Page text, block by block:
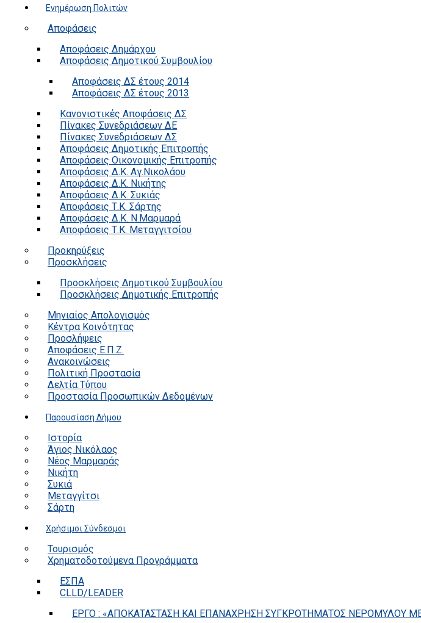
Ενημέρωση Πολιτών
Αποφάσεις
Αποφάσεις Δημάρχου
Αποφάσεις Δημοτικού Συμβουλίου
Αποφάσεις ΔΣ έτους 2014
Αποφάσεις ΔΣ έτους 2013
Κανονιστικές Αποφάσεις ΔΣ
Πίνακες Συνεδριάσεων ΔΕ
Πίνακες Συνεδριάσεων ΔΣ
Αποφάσεις Δημοτικής Επιτροπής
Αποφάσεις Οικονομικής Επιτροπής
Αποφάσεις Δ.Κ. Αγ.Νικολάου
Αποφάσεις Δ.Κ. Νικήτης
Αποφάσεις Δ.Κ. Συκιάς
Αποφάσεις Τ.Κ. Σάρτης
Αποφάσεις Δ.Κ. Ν.Μαρμαρά
Αποφάσεις Τ.Κ. Μεταγγιτσίου
Προκηρύξεις
Προσκλήσεις
Προσκλήσεις Δημοτικού Συμβουλίου
Προσκλήσεις Δημοτικής Επιτροπής
Μηνιαίος Απολογισμός
Κέντρα Κοινότητας
Προσλήψεις
Αποφάσεις Ε.Π.Ζ.
Ανακοινώσεις
Πολιτική Προστασία
Δελτία Τύπου
Προστασία Προσωπικών Δεδομένων
Παρουσίαση Δήμου
Ιστορία
Άγιος Νικόλαος
Νέος Μαρμαράς
Νικήτη
Συκιά
Μεταγγίτσι
Σάρτη
Χρήσιμοι Σύνδεσμοι
Τουρισμός
Χρηματοδοτούμενα Προγράμματα
ΕΣΠΑ
CLLD/LEADER
ΕΡΓΟ : «ΑΠΟΚΑΤΑΣΤΑΣΗ ΚΑΙ ΕΠΑΝΑΧΡΗΣΗ ΣΥΓΚΡΟΤΗΜΑΤΟΣ ΝΕΡΟΜΥΛΟΥ